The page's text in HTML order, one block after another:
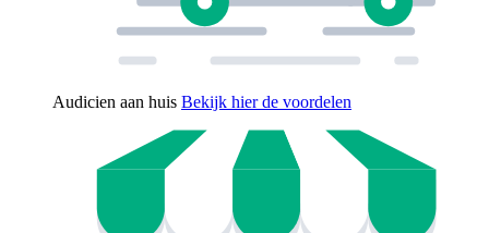
Audicien aan huis Bekijk hier de voordelen